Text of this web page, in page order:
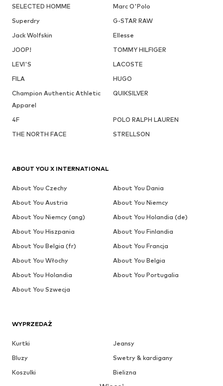
SELECTED HOMME
Marc O'Polo
Superdry
G-STAR RAW
Jack Wolfskin
Ellesse
JOOP!
TOMMY HILFIGER
LEVI'S
LACOSTE
FILA
HUGO
Champion Authentic Athletic
Apparel
QUIKSILVER
4F
POLO RALPH LAUREN
THE NORTH FACE
STRELLSON
WYPRZEDAŻ
Kurtki
Jeansy
Bluzy
Swetry & kardigany
Koszulki
Bielizna
ABOUT YOU X INTERNATIONAL
About You Czechy
About You Dania
About You Austria
About You Niemcy
About You Niemcy (ang)
About You Holandia (de)
About You Hiszpania
About You Finlandia
About You Belgia (fr)
About You Francja
About You Włochy
About You Belgia
About You Holandia
About You Portugalia
About You Szwecja